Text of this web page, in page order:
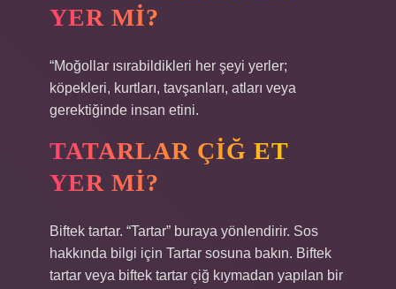
YER MI?
“Moğollar ısırabildikleri her şeyi yerler;
köpekleri, kurtları, tavşanları, atları veya
gerektiğinde insan etini.
TATARLAR ÇIĞ ET
YER MI?
Biftek tartar. “Tartar” buraya yönlendirir. Sos
hakkında bilgi için Tartar sosuna bakın. Biftek
tartar veya biftek tartar çiğ kıymadan yapılan bir